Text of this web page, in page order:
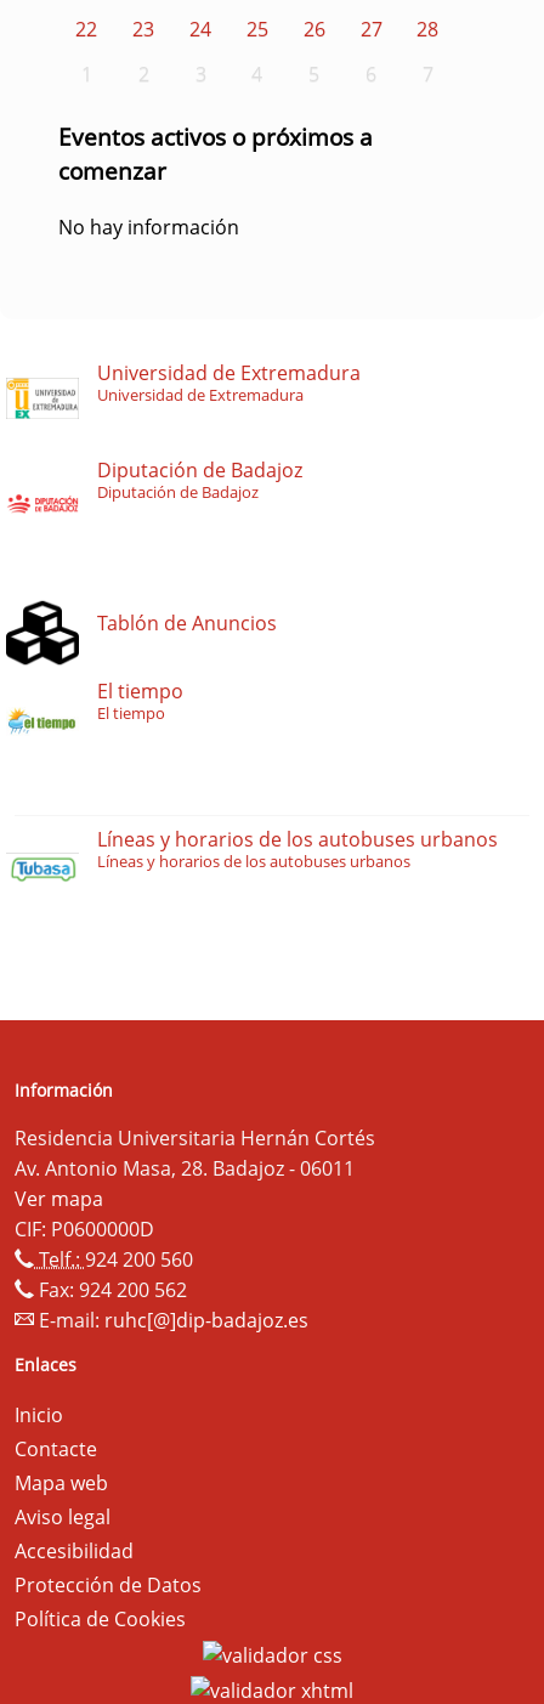
22
23 24 25 26 27
28
1
2 3 4 5 6 7
Eventos activos o próximos a
comenzar
No hay información
Universidad de Extremadura
Universidad de Extremadura
Diputación de Badajoz
Diputación de Badajoz
Tablón de Anuncios
El tiempo
El tiempo
Líneas y horarios de los autobuses urbanos
Líneas y horarios de los autobuses urbanos
Información
Residencia Universitaria Hernán Cortés
Av. Antonio Masa, 28. Badajoz - 06011
Ver mapa
CIF: P0600000D
Telf.: 924 200 560
Fax: 924 200 562
E-mail: ruhc[@]dip-badajoz.es
Enlaces
Inicio
Contacte
Mapa web
Aviso legal
Accesibilidad
Protección de Datos
Política de Cookies